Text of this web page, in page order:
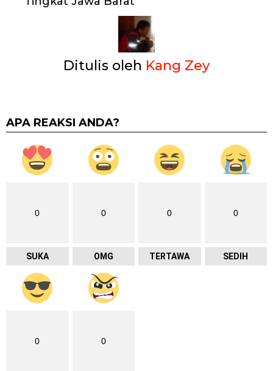
Ditulis oleh Kang Zey
APA REAKSI ANDA?
0
SUKA
0
OMG
0
TERTAWA
0
SEDIH
0 0